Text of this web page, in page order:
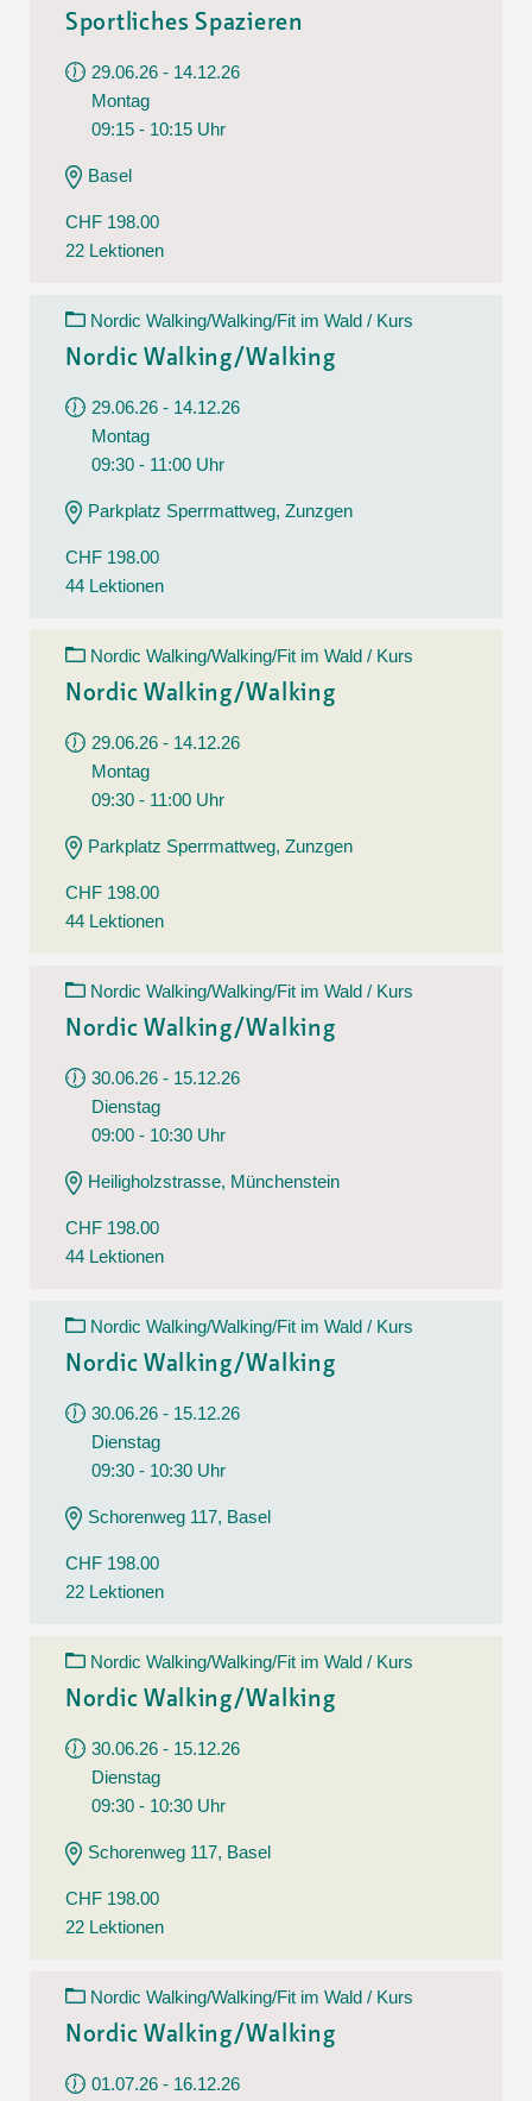
Sportliches Spazieren
29.06.26 - 14.12.26
Montag
09:15 - 10:15 Uhr
Basel
CHF 198.00
22 Lektionen
Nordic Walking/Walking/Fit im Wald / Kurs
Nordic Walking/Walking
29.06.26 - 14.12.26
Montag
09:30 - 11:00 Uhr
Parkplatz Sperrmattweg, Zunzgen
CHF 198.00
44 Lektionen
Nordic Walking/Walking/Fit im Wald / Kurs
Nordic Walking/Walking
29.06.26 - 14.12.26
Montag
09:30 - 11:00 Uhr
Parkplatz Sperrmattweg, Zunzgen
CHF 198.00
44 Lektionen
Nordic Walking/Walking/Fit im Wald / Kurs
Nordic Walking/Walking
30.06.26 - 15.12.26
Dienstag
09:00 - 10:30 Uhr
Heiligholzstrasse, Münchenstein
CHF 198.00
44 Lektionen
Nordic Walking/Walking/Fit im Wald / Kurs
Nordic Walking/Walking
30.06.26 - 15.12.26
Dienstag
09:30 - 10:30 Uhr
Schorenweg 117, Basel
CHF 198.00
22 Lektionen
Nordic Walking/Walking/Fit im Wald / Kurs
Nordic Walking/Walking
30.06.26 - 15.12.26
Dienstag
09:30 - 10:30 Uhr
Schorenweg 117, Basel
CHF 198.00
22 Lektionen
Nordic Walking/Walking/Fit im Wald / Kurs
Nordic Walking/Walking
01.07.26 - 16.12.26